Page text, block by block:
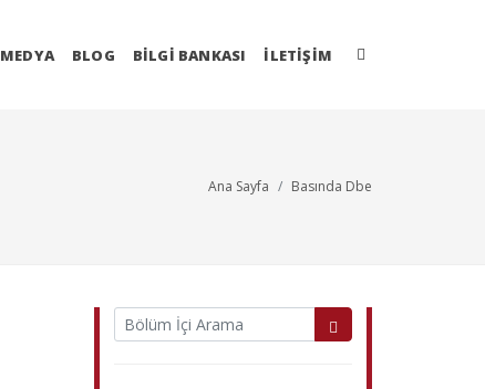
MEDYA BLOG BİLGİ BANKASI İLETIŞIM
Ana Sayfa Basında Dbe